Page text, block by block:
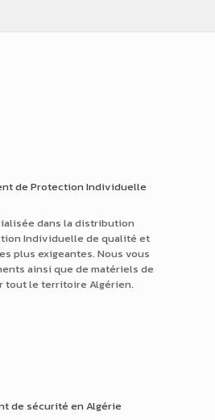
de Protection Individuelle
dans la distribution
Individuelle de qualité et
plus exigeantes. Nous vous
ainsi que de matériels de
tout le territoire Algérien.
de sécurité en Algérie